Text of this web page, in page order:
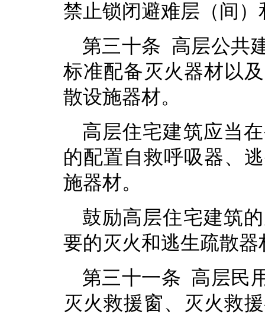
禁止锁闭避难层（间
第三十条 高层公共
标准配备灭火器材以
散设施器材。
高层住宅建筑应当
的配置自救呼吸器、
施器材。
鼓励高层住宅建筑
要的灭火和逃生疏散器
第三十一条 高层民
灭火救援窗、灭火救